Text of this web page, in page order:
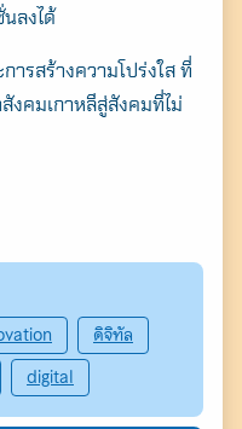
ลงได้
ารสร้างความโปร่งใส ที่
งคมเกาหลีสู่สังคมที่ไม่
ดิจิทัล
digital